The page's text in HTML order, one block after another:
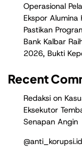
Operasional
Ekspor Alumina
Pastikan
Bank Kalbar
2026, Bukti
Recent
Redaksi on
Eksekutor
Senapan Angin
@anti_korupsi.id